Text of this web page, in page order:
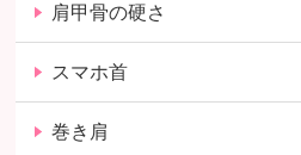
肩甲骨の硬さ
スマホ首
巻き肩